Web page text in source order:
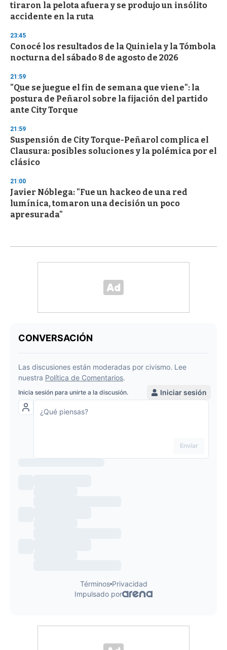
tiraron la pelota afuera y se produjo un insólito
accidente en la ruta
23:45
Conocé los resultados de la Quiniela y la Tómbola
nocturna del sábado 8 de agosto de 2026
21:59
"Que se juegue el fin de semana que viene": la
postura de Peñarol sobre la fijación del partido
ante City Torque
21:59
Suspensión de City Torque-Peñarol complica el
Clausura: posibles soluciones y la polémica por el
clásico
21:00
Javier Nóblega: "Fue un hackeo de una red
lumínica, tomaron una decisión un poco
apresurada"